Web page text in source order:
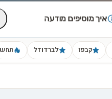
איך מוסיפים מודעה
קבפו לברדודל תחש